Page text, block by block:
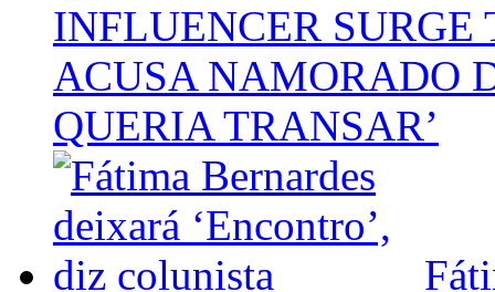
INFLUENCER
ACUSA NAMORADO
QUERIA TRANSAR’